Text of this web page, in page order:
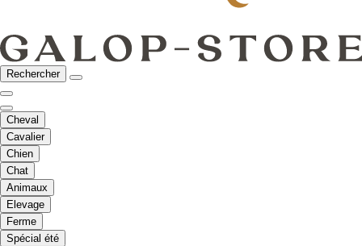
Rechercher
Cheval
Cavalier
Chien
Chat
Animaux
Elevage
Ferme
Spécial été